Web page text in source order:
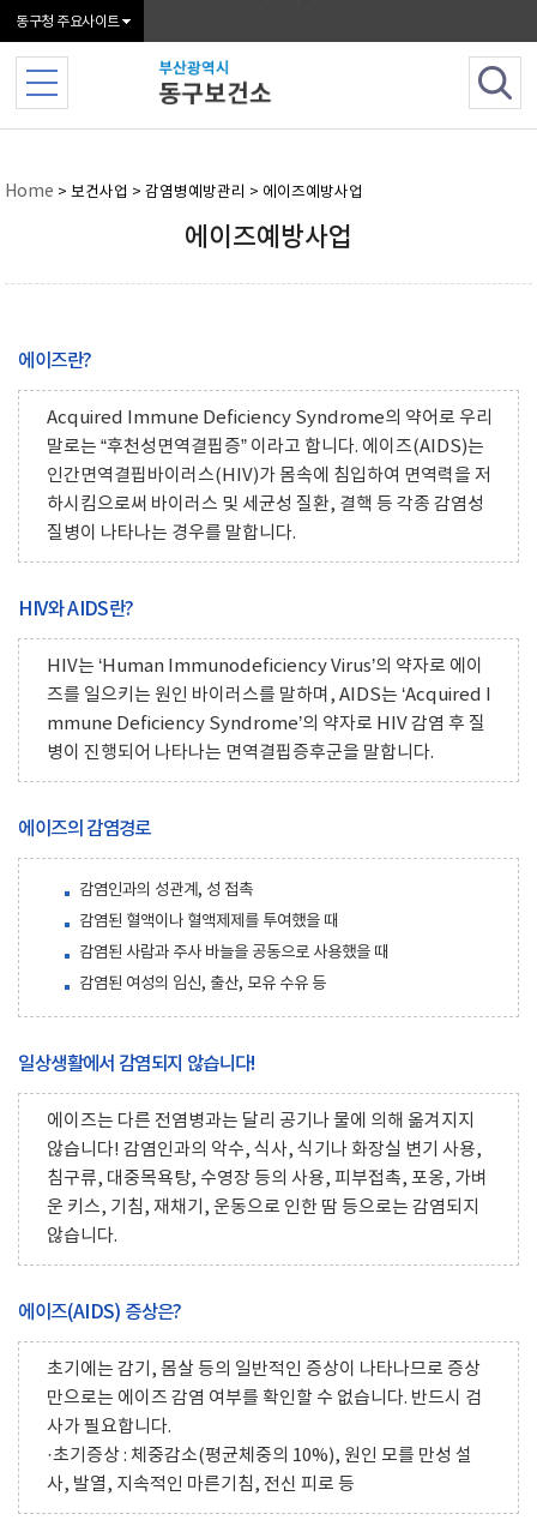
동구청 주요사이트
Home > 보건사업 > 감염병예방관리 > 에이즈예방사업
에이즈예방사업
에이즈란?
Acquired Immune Deficiency Syndrome의 약어로 우리
말로는 “후천성면역결핍증” 이라고 합니다. 에이즈(AIDS)는
인간면역결핍바이러스(HIV)가 몸속에 침입하여 면역력을 저
하시킴으로써 바이러스 및 세균성 질환, 결핵 등 각종 감염성
질병이 나타나는 경우를 말합니다.
HIV와 AIDS란?
HIV는 ‘Human Immunodeficiency Virus’의 약자로 에이
즈를 일으키는 원인 바이러스를 말하며, AIDS는 ‘Acquired I
mmune Deficiency Syndrome’의 약자로 HIV 감염 후 질
병이 진행되어 나타나는 면역결핍증후군을 말합니다.
에이즈의 감염경로
감염인과의 성관계, 성 접촉
감염된 혈액이나 혈액제제를 투여했을 때
감염된 사람과 주사 바늘을 공동으로 사용했을 때
감염된 여성의 임신, 출산, 모유 수유 등
일상생활에서 감염되지 않습니다!
에이즈는 다른 전염병과는 달리 공기나 물에 의해 옮겨지지
않습니다! 감염인과의 악수, 식사, 식기나 화장실 변기 사용,
침구류, 대중목욕탕, 수영장 등의 사용, 피부접촉, 포옹, 가벼
운 키스, 기침, 재채기, 운동으로 인한 땀 등으로는 감염되지
않습니다.
에이즈(AIDS) 증상은?
초기에는 감기, 몸살 등의 일반적인 증상이 나타나므로 증상
만으로는 에이즈 감염 여부를 확인할 수 없습니다. 반드시 검
사가 필요합니다.
·초기증상 : 체중감소(평균체중의 10%), 원인 모를 만성 설
사, 발열, 지속적인 마른기침, 전신 피로 등